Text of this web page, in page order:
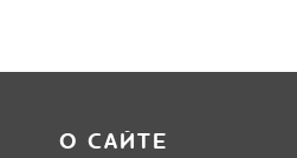
О САЙТЕ